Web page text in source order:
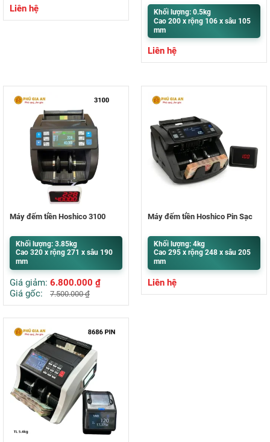
Liên hệ
Khối lượng: 0.5kg
Cao 200 x rộng 106 x sâu 105
mm
Liên hệ
Máy đếm tiền Hoshico 3100
Khối lượng: 3.85kg
Cao 320 x rộng 271 x sâu 190
mm
Giá giảm: 6.800.000 ₫
Giá gốc:
7.500.000₫
Máy đếm tiền Hoshico Pin Sạc
Khối lượng: 4kg
Cao 295 x rộng 248 x sâu 205
mm
Liên hệ